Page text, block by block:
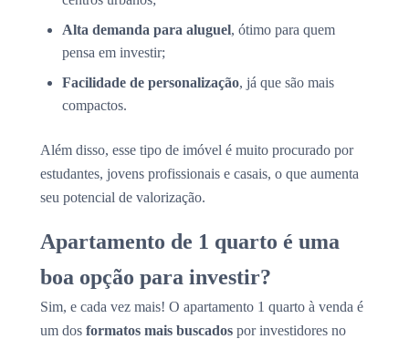
Alta demanda para aluguel, ótimo para quem
pensa em investir;
Facilidade de personalização, já que são mais
compactos.
Além disso, esse tipo de imóvel é muito procurado por
estudantes, jovens profissionais e casais, o que aumenta
seu potencial de valorização.
Apartamento de 1 quarto é uma
boa opção para investir?
Sim, e cada vez mais! O apartamento 1 quarto à venda é
um dos formatos mais buscados por investidores no